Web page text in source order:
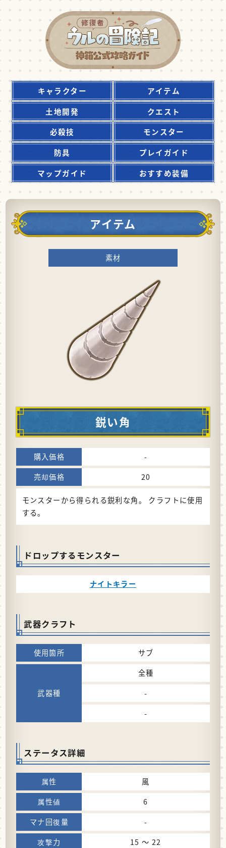
キャラクター
アイテム
土地開発
クエスト
必殺技
モンスター
防具
プレイガイド
マップガイド
おすすめ装備
アイテム
素材
鋭い角
-
20
モンスターから得られる鋭利な角。 クラフトに使用
する。
ドロップするモンスター
ナイトキラー
武器クラフト
サブ
全種
-
-
ステータス詳細
風
6
-
15 〜 22